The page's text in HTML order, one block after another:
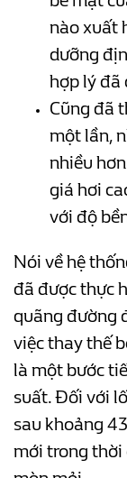
nào xuất
dưỡng
hợp lý đã
Cũng đã
một lần,
nhiều
giá hơi
với độ
Nói về hệ
đã được thực
quãng đường
việc thay thế
là một bước
suất. Đối với
sau khoảng
mới trong thời